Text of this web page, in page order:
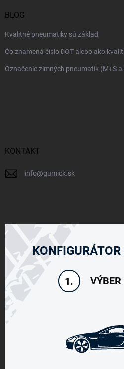
BLOG
Kvalitné pneumatiky sú základ
Čo znamená číslo DOT alebo ako
Označenie zimných pneumatík (M+S
KONTAKT
info@gumiok.sk
1.